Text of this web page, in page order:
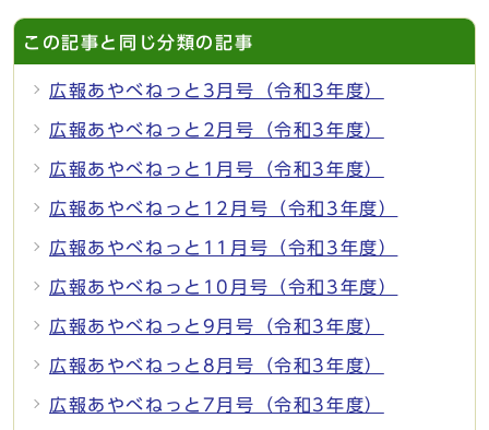
この記事と同じ分類の記事
広報あやべねっと3月号（令和3年度）
広報あやべねっと2月号（令和3年度）
広報あやべねっと1月号（令和3年度）
広報あやべねっと12月号（令和3年度）
広報あやべねっと11月号（令和3年度）
広報あやべねっと10月号（令和3年度）
広報あやべねっと9月号（令和3年度）
広報あやべねっと8月号（令和3年度）
広報あやべねっと7月号（令和3年度）